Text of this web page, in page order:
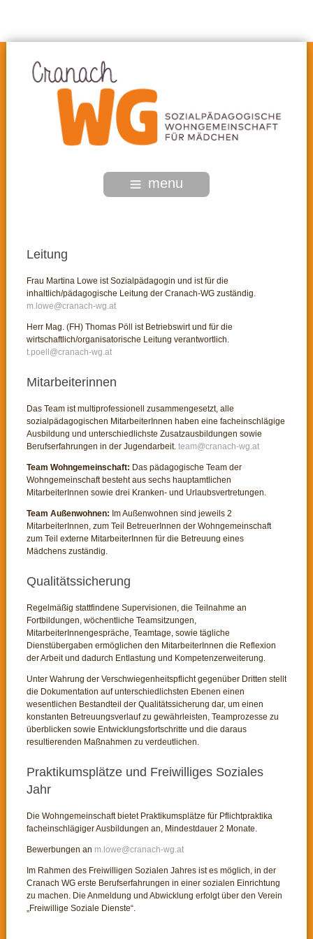
menu
Leitung
Frau Martina Lowe ist Sozialpädagogin und ist für die
inhaltlich/pädagogische Leitung der Cranach-WG zuständig.
Herr Mag. (FH) Thomas Pöll ist Betriebswirt und für die
wirtschaftlich/organisatorische Leitung verantwortlich.
Mitarbeiterinnen
Das Team ist multiprofessionell zusammengesetzt, alle
sozialpädagogischen MitarbeiterInnen haben eine facheinschlägige
Ausbildung und unterschiedlichste Zusatzausbildungen sowie
Berufserfahrungen in der Jugendarbeit.
Team Wohngemeinschaft: Das pädagogische Team der
Wohngemeinschaft besteht aus sechs hauptamtlichen
MitarbeiterInnen sowie drei Kranken- und Urlaubsvertretungen.
Team Außenwohnen: Im Außenwohnen sind jeweils 2
MitarbeiterInnen, zum Teil BetreuerInnen der Wohngemeinschaft
zum Teil externe MitarbeiterInnen für die Betreuung eines
Mädchens zuständig.
Qualitätssicherung
Regelmäßig stattfindene Supervisionen, die Teilnahme an
Fortbildungen, wöchentliche Teamsitzungen,
MitarbeiterInnengespräche, Teamtage, sowie tägliche
Dienstübergaben ermöglichen den MitarbeiterInnen die Reflexion
der Arbeit und dadurch Entlastung und Kompetenzerweiterung.
Unter Wahrung der Verschwiegenheitspflicht gegenüber Dritten stellt
die Dokumentation auf unterschiedlichsten Ebenen einen
wesentlichen Bestandteil der Qualitätssicherung dar, um einen
konstanten Betreuungsverlauf zu gewährleisten, Teamprozesse zu
überblicken sowie Entwicklungsfortschritte und die daraus
resultierenden Maßnahmen zu verdeutlichen.
Praktikumsplätze und Freiwilliges Soziales
Jahr
Die Wohngemeinschaft bietet Praktikumsplätze für Pflichtpraktika
facheinschlägiger Ausbildungen an, Mindestdauer 2 Monate.
Bewerbungen an
Im Rahmen des Freiwilligen Sozialen Jahres ist es möglich, in der
Cranach WG erste Berufserfahrungen in einer sozialen Einrichtung
zu machen. Die Anmeldung und Abwicklung erfolgt über den Verein
„Freiwillige Soziale Dienste“.